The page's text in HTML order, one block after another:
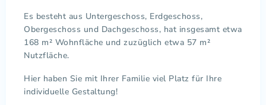
Es besteht aus Untergeschoss, Erdgeschoss,
Obergeschoss und Dachgeschoss, hat insgesamt etwa
168 m² Wohnfläche und zuzüglich etwa 57 m²
Nutzfläche.
Hier haben Sie mit Ihrer Familie viel Platz für Ihre
individuelle Gestaltung!